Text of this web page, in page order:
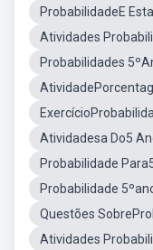
ProbabilidadeE
Atividades
Probabilidades
Atividadesa Do5
Probabilidade
Probabilidade
Questões
Atividades